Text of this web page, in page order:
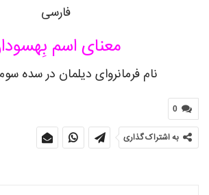
فارسی
معنای اسم
نام فرمانروای دیلمان در سده
0
به اشتراک گذاری